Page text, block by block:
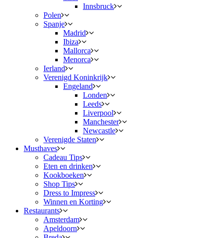
Innsbruck
Polen
Spanje
Madrid
Ibiza
Mallorca
Menorca
Ierland
Verenigd Koninkrijk
Engeland
Londen
Leeds
Liverpool
Manchester
Newcastle
Verenigde Staten
Musthaves
Cadeau Tips
Eten en drinken
Kookboeken
Shop Tips
Dress to Impress
Winnen en Korting
Restaurants
Amsterdam
Apeldoorn